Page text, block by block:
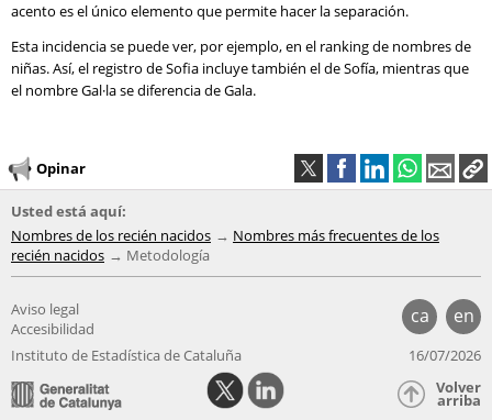
acento es el único elemento que permite hacer la separación.
Esta incidencia se puede ver, por ejemplo, en el ranking de nombres de
niñas. Así, el registro de Sofia incluye también el de Sofía, mientras que
el nombre Gal·la se diferencia de Gala.
Opinar
Usted está aquí:
Nombres de los recién nacidos
Nombres más frecuentes de los
recién nacidos
Metodología
ca en
Aviso legal
Accesibilidad
Instituto de Estadística de Cataluña
16/07/2026
Volver
arriba